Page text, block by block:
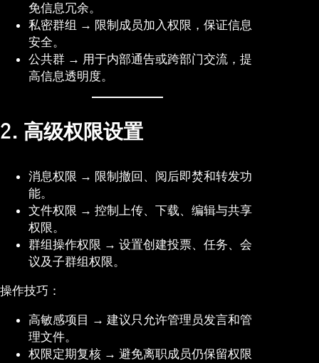
免信息冗余。
私密群组 → 限制成员加入权限，保证信息
安全。
公共群 → 用于内部通告或跨部门交流，提
高信息透明度。
2. 高级权限设置
消息权限 → 限制撤回、阅后即焚和转发功
能。
文件权限 → 控制上传、下载、编辑与共享
权限。
群组操作权限 → 设置创建投票、任务、会
议及子群组权限。
操作技巧：
高敏感项目 → 建议只允许管理员发言和管
理文件。
权限定期复核 → 避免离职成员仍保留权限